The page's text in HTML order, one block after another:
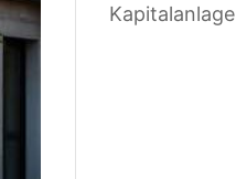
Kapitalanlage